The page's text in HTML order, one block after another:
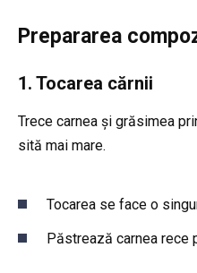
Prepararea
1. Tocarea cărnii
Trece carnea și grăsimea
sită mai mare.
Tocarea se face o
Păstrează carnea rece